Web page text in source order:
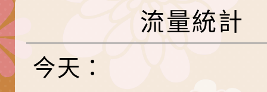
向AI對親子關係的挑
藝術才能音樂班鑑定
長說明會
站學生心理關懷平臺
桃園市平鎮區忠貞國
辦「桃園市115學年
藝術才能國樂班鑑定
轉知國立高雄師範大
「2026全國特殊教
函轉內政部檢送修正
流量統計
今天：